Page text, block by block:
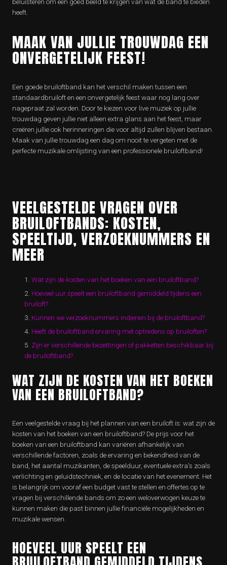
heeft.
MAAK VAN JULLIE TROUWDAG EEN
ONVERGETELIJK FEEST!
Een goede bruiloftband kan het verschil maken tussen een
standaardbruiloft en een onvergetelijk feest waar nog lang over
nagepraat zal worden. Door te kiezen voor live muziek op jullie
trouwdag geven jullie niet alleen extra glans aan het feest, maar
creëren jullie ook herinneringen die voor altijd zullen blijven bestaan.
Maak van jullie trouwdag een dag om nooit te vergeten met de
perfecte muzikale omlijsting van een professionele bruiloftband!
VEELGESTELDE VRAGEN OVER
BRUILOFTBANDS: KOSTEN,
SPEELTIJD, VERZOEKNUMMERS EN
MEER
Wat zijn de kosten van het boeken van een bruiloftband?
Hoeveel uur speelt een bruiloftband gemiddeld tijdens een
bruiloft?
Kunnen we verzoeknummers indienen bij de bruiloftband?
Heeft de bruiloftband ervaring met optredens op bruiloften?
Zijn er verschillende bezettingen of pakketten beschikbaar bij
de bruiloftband?
WAT ZIJN DE KOSTEN VAN HET BOEKEN
VAN EEN BRUILOFTBAND?
Een veelgestelde vraag bij het plannen van een bruiloft is: wat zijn de
kosten van het boeken van een bruiloftband? De prijs voor het
boeken van een bruiloftband kan variëren afhankelijk van
verschillende factoren, zoals de ervaring en bekendheid van de
band, het aantal muzikanten, de speelduur, eventuele extra’s zoals
verlichting en geluidstechniek, en de locatie van het evenement. Het
is belangrijk om vooraf een budget vast te stellen en offertes op te
vragen bij verschillende bands om zo een weloverwogen keuze te
kunnen maken die past binnen jullie financiële mogelijkheden en
muzikale wensen.
HOEVEEL UUR SPEELT EEN